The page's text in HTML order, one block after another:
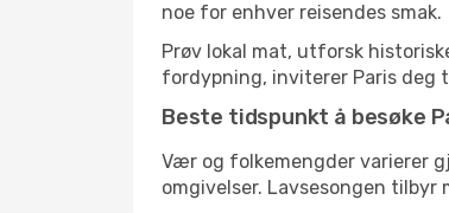
noe for enhver reisendes smak.
Prøv lokal mat, utforsk
fordypning, inviterer Paris deg
Beste tidspunkt å besøke
Vær og folkemengder varierer
omgivelser. Lavsesongen tilbyr